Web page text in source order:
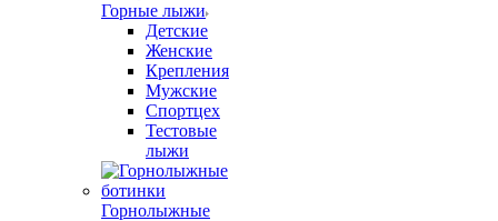
Горные лыжи
Детские
Женские
Крепления
Мужские
Спортцех
Тестовые
лыжи
Горнолыжные